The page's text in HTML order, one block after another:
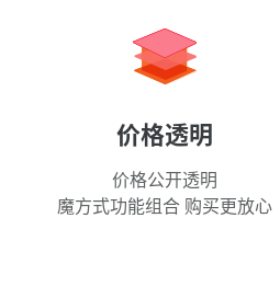
价格透明
价格公开透明
魔方式功能组合 购买更放心